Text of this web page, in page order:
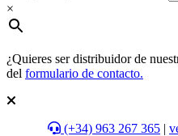
×
¿Quieres ser distribuidor de
del formulario de contacto.
(+34) 963 267 365 |